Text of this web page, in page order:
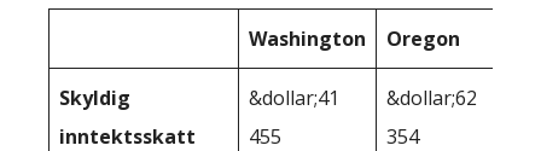
Washington Oregon
Skyldig
inntektsskatt
&dollar;41
455
&dollar;62
354